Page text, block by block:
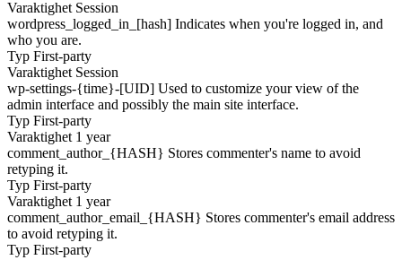
Varaktighet Session
wordpress_logged_in_[hash] Indicates when you're logged in, and
who you are.
Typ First-party
Varaktighet Session
wp-settings-{time}-[UID] Used to customize your view of the
admin interface and possibly the main site interface.
Typ First-party
Varaktighet 1 year
comment_author_{HASH} Stores commenter's name to avoid
retyping it.
Typ First-party
Varaktighet 1 year
comment_author_email_{HASH} Stores commenter's email address
to avoid retyping it.
Typ First-party